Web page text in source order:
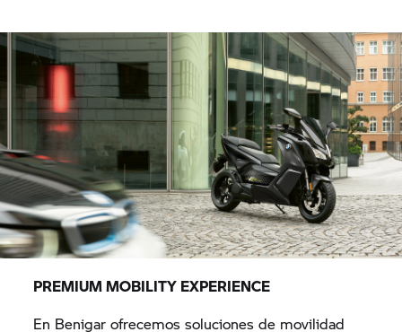
PREMIUM MOBILITY EXPERIENCE
En Benigar ofrecemos soluciones de movilidad